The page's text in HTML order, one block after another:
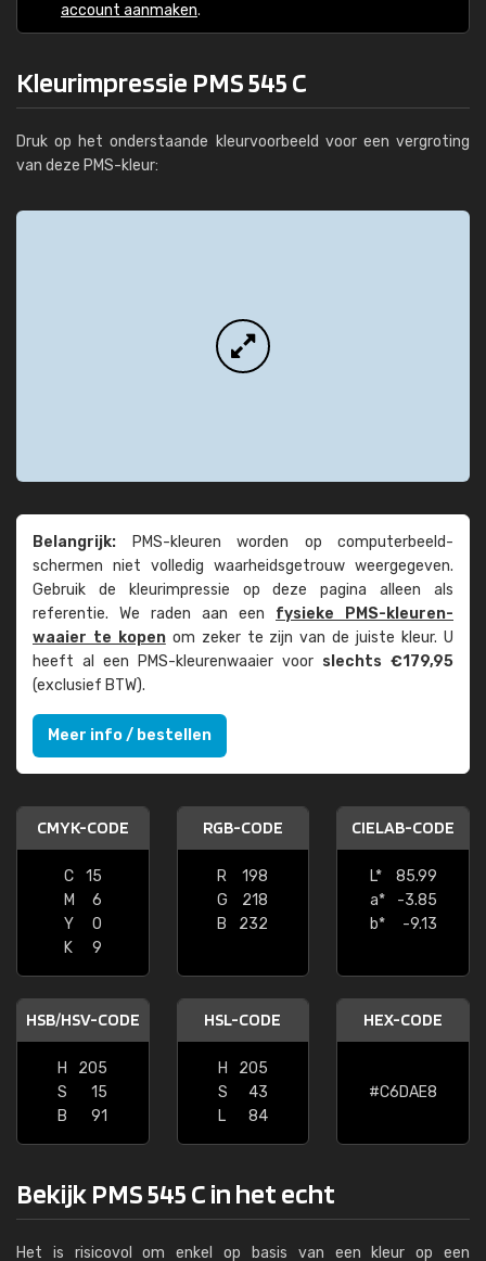
account aanmaken.
Kleurimpressie PMS 545 C
Druk op het onderstaande kleurvoorbeeld voor een vergroting
van deze PMS-kleur:
Belangrijk: PMS-kleuren worden op computer­beeld­
schermen niet volledig waarheids­­getrouw weer­gegeven.
Gebruik de kleur­impressie op deze pagina alleen als
referentie. We raden aan een fysieke PMS-kleuren­
waaier te kopenom zeker te zijn van de juiste kleur. U
heeft al een PMS-kleuren­waaier voor slechts €179,95
(exclusief BTW).
Meer info / bestellen
CMYK-CODE
C
15
M
6
Y
0
K
9
RGB-CODE
R
198
G
218
B
232
CIELAB-CODE
L*
85.99
a*
-3.85
b*
-9.13
HSB/HSV-CODE
H
205
S
15
B
91
HSL-CODE
H
205
S
43
L
84
HEX-CODE
#C6DAE8
Bekijk PMS 545 C in het echt
Het is risicovol om enkel op basis van een kleur op een